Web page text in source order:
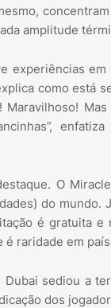
amplitude
experiências
como está
Maravilhoso!
O
do mundo.
é gratuita
raridade em
Dubai sediou a
dos